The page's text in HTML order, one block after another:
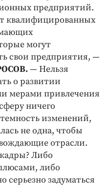
предприятий.
квалифицированных
могут
свои предприятия, —
— Нельзя
о развитии
мерами привлечения
ничего
изменений,
не одна, чтобы
отрасли.
Либо
либо
задуматься